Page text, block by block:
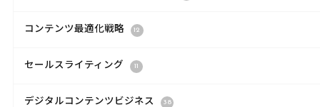
コンテンツ最適化戦略 12
セールスライティング 11
デジタルコンテンツビジネス 38